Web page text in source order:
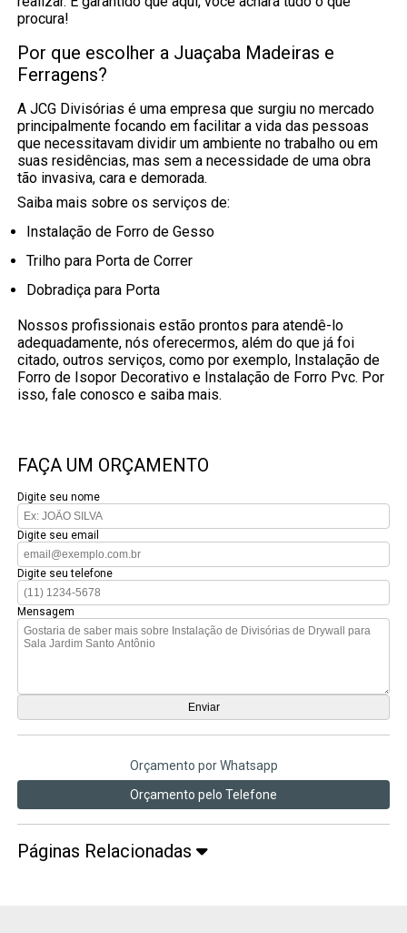
procura!
Por que escolher a Juaçaba Madeiras e
Ferragens?
A JCG Divisórias é uma empresa que surgiu no mercado
principalmente focando em facilitar a vida das pessoas
que necessitavam dividir um ambiente no trabalho ou em
suas residências, mas sem a necessidade de uma obra
tão invasiva, cara e demorada.
Saiba mais sobre os serviços de:
Instalação de Forro de Gesso
Trilho para Porta de Correr
Dobradiça para Porta
Nossos profissionais estão prontos para atendê-lo
adequadamente, nós oferecermos, além do que já foi
citado, outros serviços, como por exemplo, Instalação de
Forro de Isopor Decorativo e Instalação de Forro Pvc. Por
isso, fale conosco e saiba mais.
FAÇA UM ORÇAMENTO
Digite seu nome
Digite seu email
Digite seu telefone
Mensagem
Orçamento por Whatsapp
Orçamento pelo Telefone
Páginas Relacionadas